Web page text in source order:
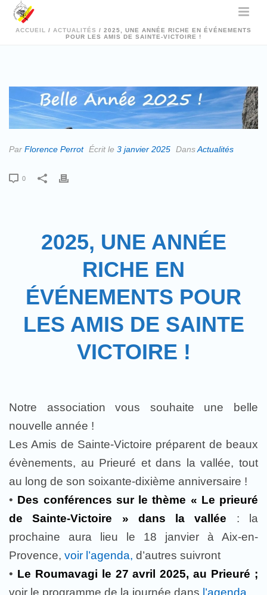
ACCUEIL / ACTUALITÉS / 2025, UNE ANNÉE RICHE EN ÉVÉNEMENTS
POUR LES AMIS DE SAINTE-VICTOIRE !
Par Florence Perrot Écrit le 3 janvier 2025 DansActualités
0
2025, UNE ANNÉE
RICHE EN
ÉVÉNEMENTS POUR
LES AMIS DE SAINTE
VICTOIRE !
Notre association vous souhaite une belle
nouvelle année !
Les Amis de Sainte-Victoire préparent de beaux
évènements, au Prieuré et dans la vallée, tout
au long de son soixante-dixième anniversaire !
• Des conférences sur le thème « Le prieuré
de Sainte-Victoire
» dans la vallée : la
prochaine aura lieu le 18 janvier à Aix-en-
Provence, voir l’agenda, d’autres suivront
• Le Roumavagi le 27 avril 2025, au Prieuré ;
voir le programme de la journée dans l’agenda